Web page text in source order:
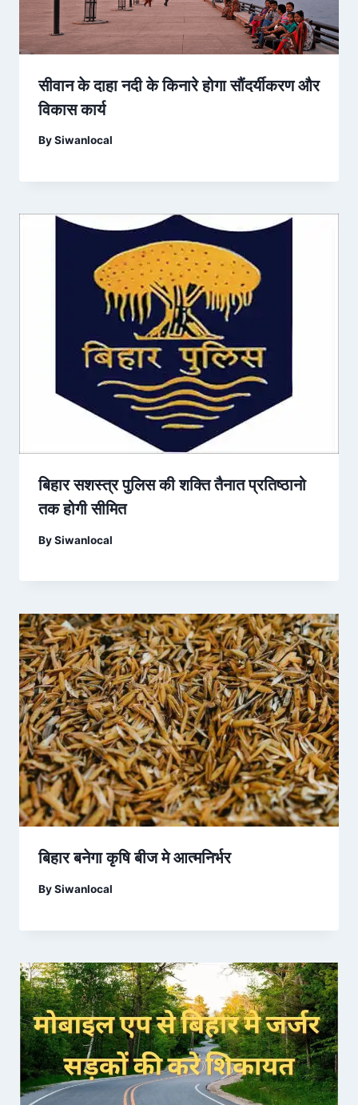
सीवान के दाहा नदी के किनारे होगा सौंदर्यीकरण और
विकास कार्य
BySiwanlocal
बिहार सशस्त्र पुलिस की शक्ति तैनात प्रतिष्ठानो
तक होगी सीमित
BySiwanlocal
बिहार बनेगा कृषि बीज मे आत्मनिर्भर
BySiwanlocal